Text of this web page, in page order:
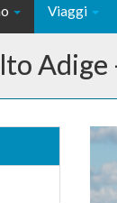
Viaggi